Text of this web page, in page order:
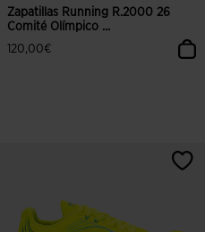
Zapatillas Running R.2000 26
Comité Olímpico ...
120,00€
4,2 sobre 5 de valoración de clientes